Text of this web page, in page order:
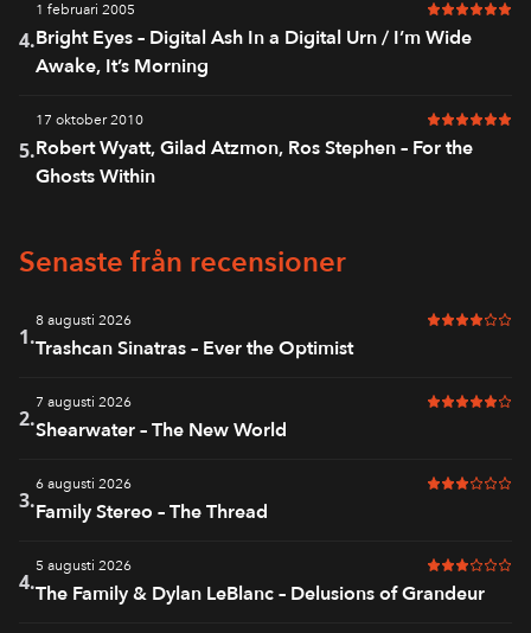
4.
1 februari 2005 6 av 6 i
Bright Eyes – Digital Ash In a Digital Urn / I’m Wide
Awake, It’s Morning
5.
17 oktober 2010 6 av 6 i
Robert Wyatt, Gilad Atzmon, Ros Stephen – For the
Ghosts Within
Senaste från recensioner
1.
8 augusti 2026 4 av 6 i
Trashcan Sinatras – Ever the Optimist
2.
7 augusti 2026 5 av 6 i
Shearwater – The New World
3.
6 augusti 2026 3 av 6 i
Family Stereo – The Thread
4.
5 augusti 2026 3 av 6 i
The Family & Dylan LeBlanc – Delusions of Grandeur